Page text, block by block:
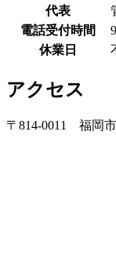
代表
電話受付時間
休業日
アクセス
〒814-0011 福岡市